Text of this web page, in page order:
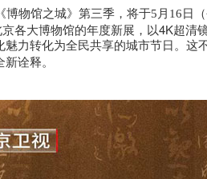
博物馆之城》第三季，将于5月16日 （
各大博物馆的年度新展，以4K超
魅力转化为全民共享的城市节日。这
诠释。